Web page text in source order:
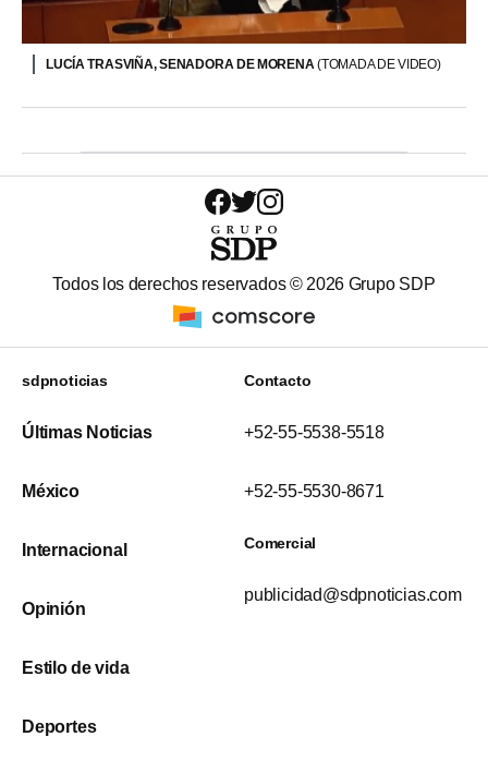
LUCÍA TRASVIÑA, SENADORA DE MORENA(TOMADA DE VIDEO)
Todos los derechos reservados © 2026 Grupo SDP
sdpnoticias
Últimas Noticias
México
Internacional
Opinión
Estilo de vida
Deportes
Contacto
+52-55-5538-5518
+52-55-5530-8671
Comercial
publicidad@sdpnoticias.com